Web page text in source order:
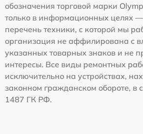
обозначения торговой марки
только в информационных целях —
перечень техники, с которой мы
организация не аффилирована с
указанных товарных знаков и не
интересы. Все виды ремонтных
исключительно на устройствах,
законном гражданском обороте, в
1487 ГК РФ.